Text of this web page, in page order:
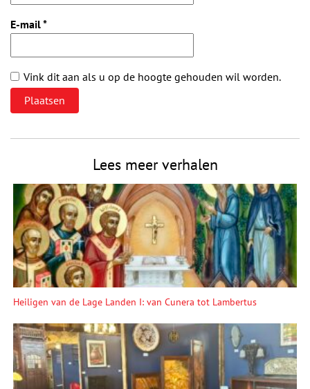
E-mail*
Vink dit aan als u op de hoogte gehouden wil worden.
Lees meer verhalen
Heiligen van de Lage Landen I: van Cunera tot Lambertus